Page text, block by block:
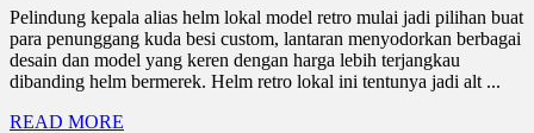
Pelindung kepala alias helm lokal model retro mulai jadi pilihan buat
para penunggang kuda besi custom, lantaran menyodorkan berbagai
desain dan model yang keren dengan harga lebih terjangkau
dibanding helm bermerek. Helm retro lokal ini tentunya jadi alt ...
READ MORE